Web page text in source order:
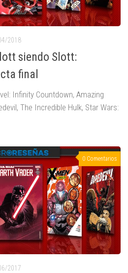
2018
siendo Slott:
final
Infinity Countdown, Amazing
The Incredible Hulk, Star Wars:
0 Comentarios
2017